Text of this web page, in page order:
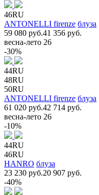
46RU
ANTONELLI firenze блуза
59 080 руб.41 356 руб.
весна-лето 26
-30%
44RU
48RU
50RU
ANTONELLI firenze блуза
61 020 руб.42 714 руб.
весна-лето 26
-10%
44RU
46RU
HANRO блуза
23 230 руб.20 907 руб.
-40%